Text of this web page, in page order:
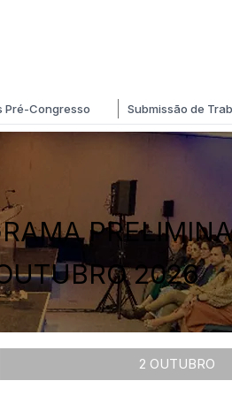
Pré-Congresso Submissão de
2026
2 OUTUBRO